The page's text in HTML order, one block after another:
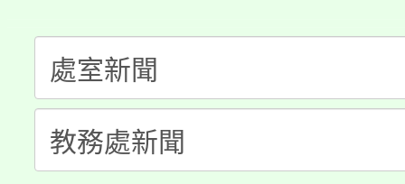
生本土語及新住民語歌
代理(課)教師甄選結果(
公告本校115學年度第
代理(課)教師甄選結果(
轉知中國文化大學推廣
《TA101》溝通分析基